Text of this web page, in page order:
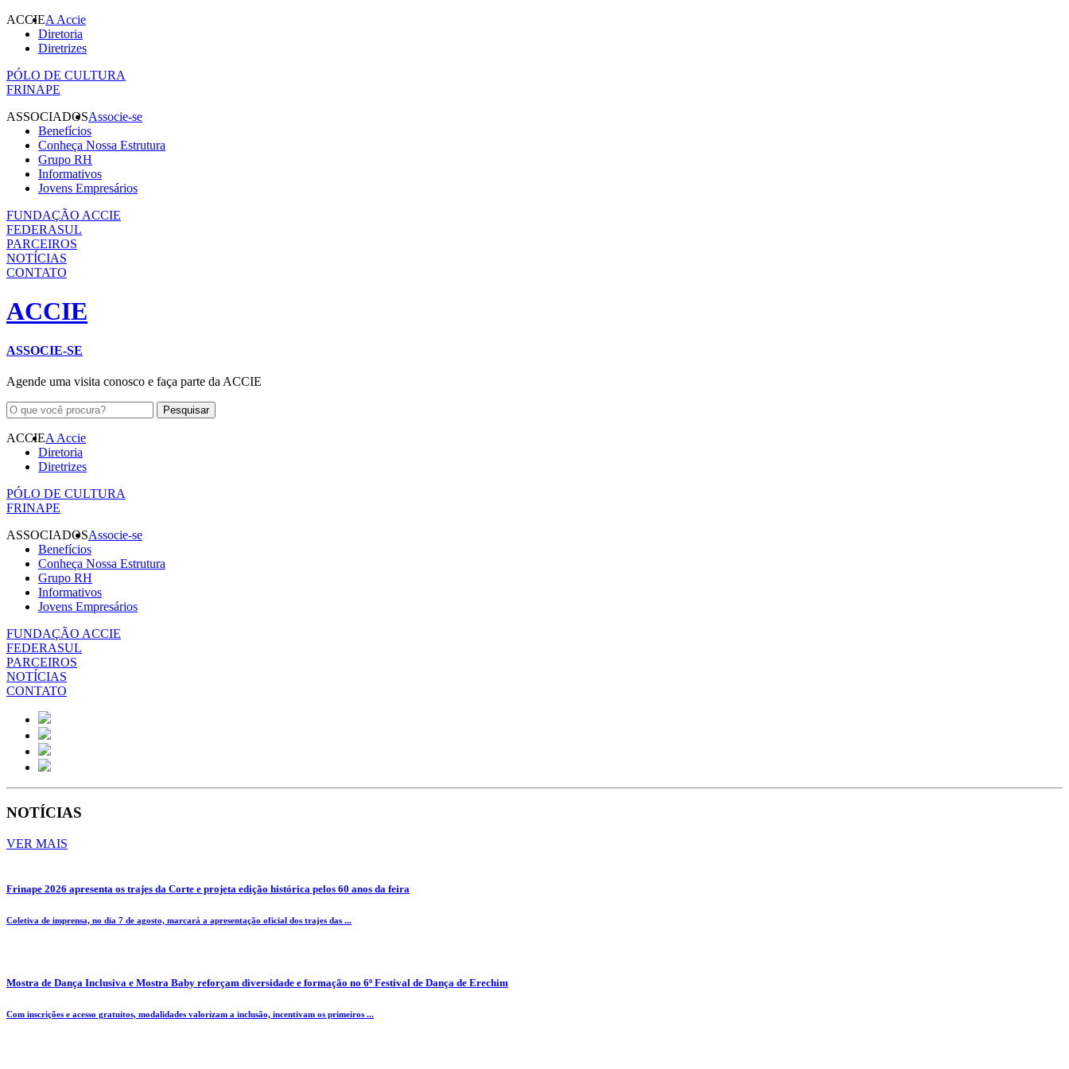
ACCIEA Accie
Diretoria
Diretrizes
PÓLO DE CULTURA
FRINAPE
ASSOCIADOSAssocie-se
Benefícios
Conheça Nossa Estrutura
Grupo RH
Informativos
Jovens Empresários
FUNDAÇÃO ACCIE
FEDERASUL
PARCEIROS
NOTÍCIAS
CONTATO
ACCIE
ASSOCIE-SE
Agende uma visita conosco e faça parte da ACCIE
ACCIEA Accie
Diretoria
Diretrizes
PÓLO DE CULTURA
FRINAPE
ASSOCIADOSAssocie-se
Benefícios
Conheça Nossa Estrutura
Grupo RH
Informativos
Jovens Empresários
FUNDAÇÃO ACCIE
FEDERASUL
PARCEIROS
NOTÍCIAS
CONTATO
NOTÍCIAS
VER MAIS
Frinape 2026 apresenta os trajes da Corte e projeta edição histórica pelos 60 anos da feira
Coletiva de imprensa, no dia 7 de agosto, marcará a apresentação oficial dos trajes das ...
Mostra de Dança Inclusiva e Mostra Baby reforçam diversidade e formação no 6º Festival de Dança de Erechim
Com inscrições e acesso gratuitos, modalidades valorizam a inclusão, incentivam os primeiros ...